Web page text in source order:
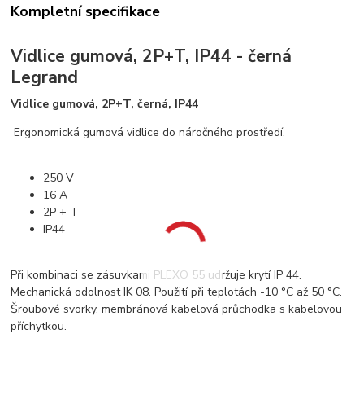
Kompletní specifikace
Vidlice gumová, 2P+T, IP44 - černá
Legrand
Vidlice gumová, 2P+T, černá, IP44
Ergonomická gumová vidlice do náročného prostředí.
250 V
16 A
2P + T
IP44
Při kombinaci se zásuvkami PLEXO 55 udržuje krytí IP 44.
Mechanická odolnost IK 08. Použití při teplotách -10 °C až 50 °C.
Šroubové svorky, membránová kabelová průchodka s kabelovou
příchytkou.